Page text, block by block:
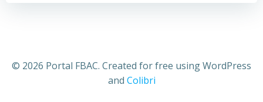
© 2026 Portal FBAC. Created for free using WordPress
and Colibri